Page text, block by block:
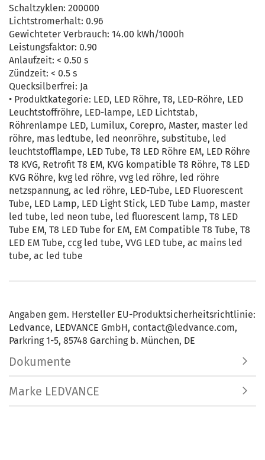
Schaltzyklen: 200000
Lichtstromerhalt: 0.96
Gewichteter Verbrauch: 14.00 kWh/1000h
Leistungsfaktor: 0.90
Anlaufzeit: < 0.50 s
Zündzeit: < 0.5 s
Quecksilberfrei: Ja
• Produktkategorie: LED, LED Röhre, T8, LED-Röhre, LED
Leuchtstoffröhre, LED-lampe, LED Lichtstab,
Röhrenlampe LED, Lumilux, Corepro, Master, master led
röhre, mas ledtube, led neonröhre, substitube, led
leuchtstofflampe, LED Tube, T8 LED Röhre EM, LED Röhre
T8 KVG, Retrofit T8 EM, KVG kompatible T8 Röhre, T8 LED
KVG Röhre, kvg led röhre, vvg led röhre, led röhre
netzspannung, ac led röhre, LED-Tube, LED Fluorescent
Tube, LED Lamp, LED Light Stick, LED Tube Lamp, master
led tube, led neon tube, led fluorescent lamp, T8 LED
Tube EM, T8 LED Tube for EM, EM Compatible T8 Tube, T8
LED EM Tube, ccg led tube, VVG LED tube, ac mains led
tube, ac led tube
Angaben gem. Hersteller EU-Produktsicherheitsrichtlinie:
Ledvance, LEDVANCE GmbH, contact@ledvance.com,
Parkring 1-5, 85748 Garching b. München, DE
Dokumente
Marke LEDVANCE